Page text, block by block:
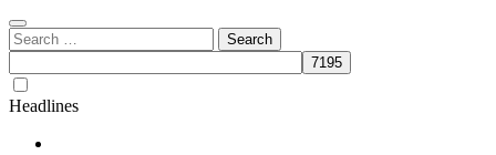
Search
for:
Headlines